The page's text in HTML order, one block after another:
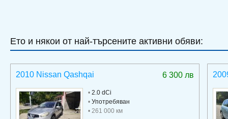
Ето и някои от най-търсените активни обяви:
6 300 лв
2010 Nissan Qashqai
• 2.0 dCi
• Употребяван
• 261 000 км